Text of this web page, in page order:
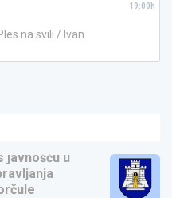
na svili / Ivan
19:00h
javnošću u